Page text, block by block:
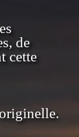
de
cette